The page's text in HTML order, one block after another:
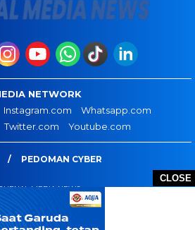
CLOSE
NETWORK
Instagram.com
Whatsapp.com
Twitter.com Youtube.com
PEDOMAN CYBER
MEDIA NEWS